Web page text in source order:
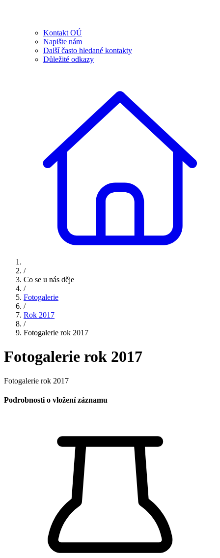
Kontakt OÚ
Napište nám
Další často hledané kontakty
Důležité odkazy
/
Co se u nás děje
/
Fotogalerie
/
Rok 2017
/
Fotogalerie rok 2017
Fotogalerie rok 2017
Fotogalerie rok 2017
Podrobnosti o vložení záznamu